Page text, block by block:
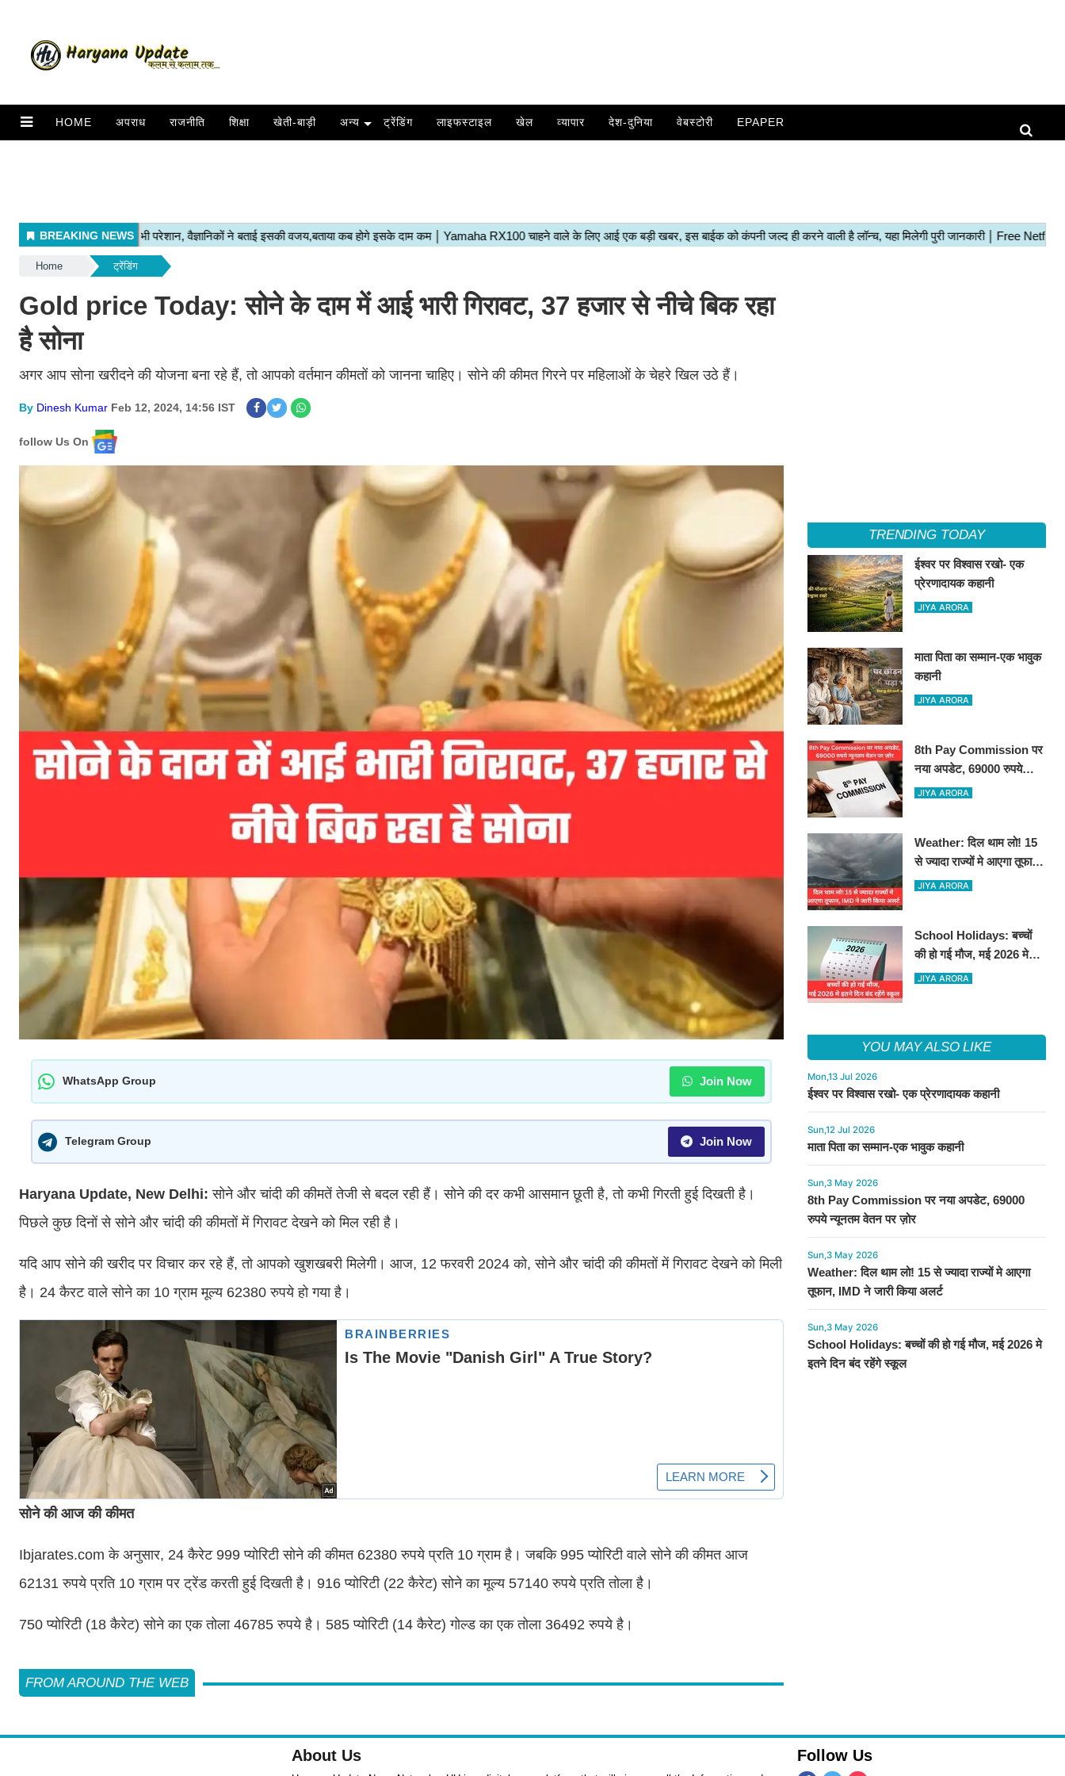
HOME अपराध राजनीति शिक्षा खेती-बाड़ी अन्य ट्रेंडिंग लाइफस्टाइल खेल व्यापार देश-दुनिया वेबस्टोरी EPAPER
Home ट्रेंडिंग
Gold price Today: सोने के दाम में आई भारी गिरावट, 37 हजार से नीचे बिक रहा
है सोना
अगर आप सोना खरीदने की योजना बना रहे हैं, तो आपको वर्तमान कीमतों को जानना चाहिए। सोने की कीमत गिरने पर महिलाओं के चेहरे खिल उठे हैं।
By Dinesh Kumar Feb 12, 2024, 14:56 IST
follow Us On
WhatsApp Group Join Now
Telegram Group Join Now
Haryana Update, New Delhi:सोने और चांदी की कीमतें तेजी से बदल रही हैं। सोने की दर कभी आसमान छूती है, तो कभी गिरती हुई दिखती है।
पिछले कुछ दिनों से सोने और चांदी की कीमतों में गिरावट देखने को मिल रही है।
यदि आप सोने की खरीद पर विचार कर रहे हैं, तो आपको खुशखबरी मिलेगी। आज, 12 फरवरी 2024 को, सोने और चांदी की कीमतों में गिरावट देखने को मिली
है। 24 कैरट वाले सोने का 10 ग्राम मूल्य 62380 रुपये हो गया है।
सोने की आज की कीमत
Ibjarates.com के अनुसार, 24 कैरेट 999 प्योरिटी सोने की कीमत 62380 रुपये प्रति 10 ग्राम है। जबकि 995 प्योरिटी वाले सोने की कीमत आज
62131 रुपये प्रति 10 ग्राम पर ट्रेंड करती हुई दिखती है। 916 प्योरिटी (22 कैरेट) सोने का मूल्य 57140 रुपये प्रति तोला है।
750 प्योरिटी (18 कैरेट) सोने का एक तोला 46785 रुपये है। 585 प्योरिटी (14 कैरेट) गोल्ड का एक तोला 36492 रुपये है।
FROM AROUND THE WEB
TRENDING TODAY
ईश्वर पर विश्वास रखो- एक
प्रेरणादायक कहानी
JIYA ARORA
माता पिता का सम्मान-एक भावुक
कहानी
JIYA ARORA
8th Pay Commission पर
नया अपडेट, 69000 रुपये
न्यूनतम वेतन पर ज़ोर
JIYA ARORA
Weather: दिल थाम लो! 15
से ज्यादा राज्यों मे आएगा तूफान,
IMD ने जारी किया अलर्ट
JIYA ARORA
School Holidays: बच्चों
की हो गई मौज, मई 2026 मे
इतने दिन बंद रहेंगे स्कूल
JIYA ARORA
YOU MAY ALSO LIKE
Mon,13 Jul 2026
ईश्वर पर विश्वास रखो- एक प्रेरणादायक कहानी
Sun,12 Jul 2026
माता पिता का सम्मान-एक भावुक कहानी
Sun,3 May 2026
8th Pay Commission पर नया अपडेट, 69000
रुपये न्यूनतम वेतन पर ज़ोर
Sun,3 May 2026
Weather: दिल थाम लो! 15 से ज्यादा राज्यों मे आएगा
तूफान, IMD ने जारी किया अलर्ट
Sun,3 May 2026
School Holidays: बच्चों की हो गई मौज, मई 2026 मे
इतने दिन बंद रहेंगे स्कूल
About Us Follow Us